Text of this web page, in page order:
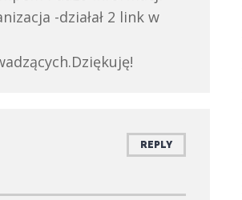
-działał 2 link w
REPLY